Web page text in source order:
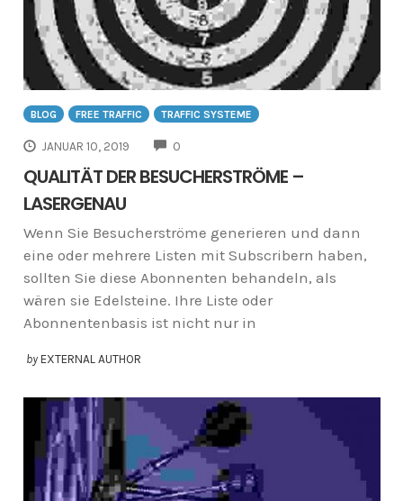
BLOG FREE TRAFFIC TRAFFIC SYSTEME
JANUAR 10, 2019 0
QUALITÄT DER BESUCHERSTRÖME –
LASERGENAU
Wenn Sie Besucherströme generieren und dann
eine oder mehrere Listen mit Subscribern haben,
sollten Sie diese Abonnenten behandeln, als
wären sie Edelsteine. Ihre Liste oder
Abonnentenbasis ist nicht nur in
by EXTERNAL AUTHOR